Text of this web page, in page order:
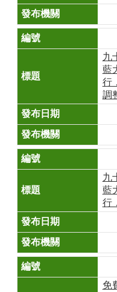
九
藍
行
調
九
藍
行
免